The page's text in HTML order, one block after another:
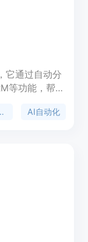
它通过自动分
等功能，帮助
件管理的效
管理 AI自动化